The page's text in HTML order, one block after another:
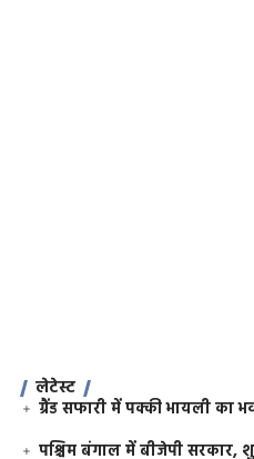
लेटेस्ट
ग्रैंड सफारी में पक्की भायली का
पश्चिम बंगाल में बीजेपी सरकार,